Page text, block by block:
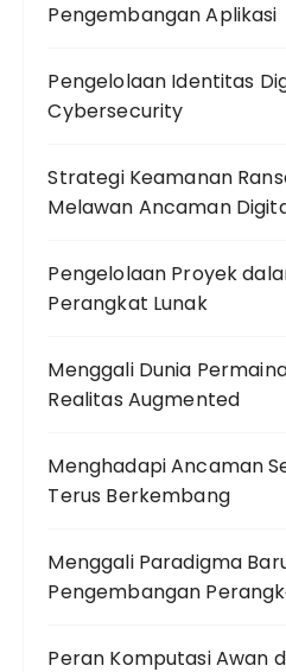
Pengembangan Aplikasi
Pengelolaan Identitas
Cybersecurity
Strategi Keamanan
Melawan Ancaman
Pengelolaan Proyek
Perangkat Lunak
Menggali Dunia
Realitas Augmented
Menghadapi Ancaman
Terus Berkembang
Menggali Paradigma
Pengembangan
Peran Komputasi Awan